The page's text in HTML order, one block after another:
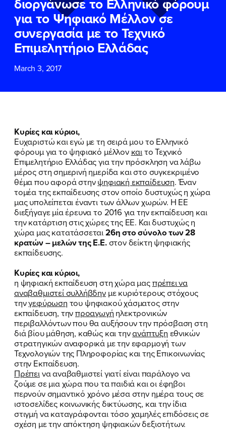
για το Ψηφιακό Μέλλον σε
συνεργασία με το Τεχνικό
Επιμελητήριο Ελλάδας
March 3, 2017
Κυρίες και κύριοι,
Ευχαριστώ και εγώ με τη σειρά μου το Ελληνικό
φόρουμ για το ψηφιακό μέλλον καιτο Τεχνικό
Επιμελητήριο Ελλάδας για την πρόσκληση να λάβω
μέρος στη σημερινή ημερίδα και στο συγκεκριμένο
θέμα που αφορά στηνψηφιακή εκπαίδευση. Έναν
τομέα της εκπαίδευσης στον οποίο δυστυχώς η χώρα
μας υπολείπεται έναντι των άλλων χωρών. Η ΕΕ
διεξήγαγε μία έρευνα το 2016 για την εκπαίδευση και
την κατάρτιση στις χώρες της ΕΕ. Και δυστυχώς η
χώρα μας κατατάσσεται26η στο σύνολο των 28
κρατών – μελών της Ε.Ε.στον δείκτη ψηφιακής
εκπαίδευσης.
Κυρίες και κύριοι,
η ψηφιακή εκπαίδευση στη χώρα μαςπρέπει να
αναβαθμιστεί συλλήβδηνμε κυριότερους στόχους
τηνγεφύρωση του ψηφιακού χάσματος στην
εκπαίδευση, τηνπροαγωγή ηλεκτρονικών
περιβαλλόντων που θα αυξήσουν την πρόσβαση στη
διά βίου μάθηση, καθώς και τηνανάπτυξη εθνικών
στρατηγικών αναφορικά με την εφαρμογή των
Τεχνολογιών της Πληροφορίας και της Επικοινωνίας
στην Εκπαίδευση.
Πρέπεινα αναβαθμιστεί γιατί είναι παράλογο να
ζούμε σε μια χώρα που τα παιδιά και οι έφηβοι
περνούν σημαντικό χρόνο μέσα στην ημέρα τους σε
ιστοσελίδες κοινωνικής δικτύωσης, και την ίδια
στιγμή να καταγράφονται τόσο χαμηλές επιδόσεις σε
σχέση με την απόκτηση ψηφιακών δεξιοτήτων.
ΕΠΙΘΕΤΟ*
ΤΗΛΕΦΩΝΟ*
EMAIL
Δεδομένων
Χρήσηςτου δικτυακού τόπου του
Πολιτικού Γραφείου της Βουλευτού
Νίκης Κεραμέως
ΥΠΟΒΟΛΗ
ΕΠΙΘΕΤΟ*
ΤΗΛΕΦΩΝΟ
EMAIL
Δεδομένων
Χρήσηςτου δικτυακού τόπου του
Πολιτικού Γραφείου της Βουλευτού
Νίκης Κεραμέως
ΥΠΟΒΟΛΗ